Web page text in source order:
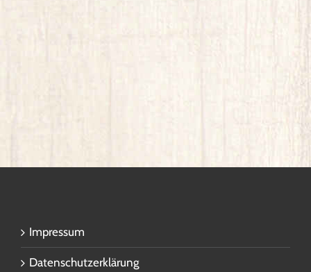
Impressum
Datenschutzerklärung